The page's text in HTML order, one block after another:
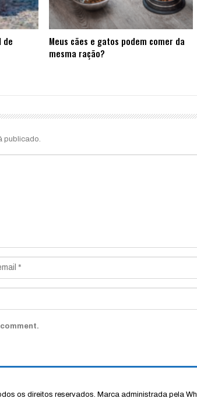
de
Meus cães e gatos podem comer da
mesma ração?
publicado.
os direitos reservados. Marca administrada pela